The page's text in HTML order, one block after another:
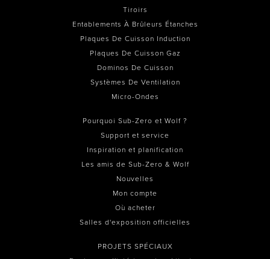
Tiroirs
Entablements À Brûleurs Étanches
Plaques De Cuisson Induction
Plaques De Cuisson Gaz
Dominos De Cuisson
Systèmes De Ventilation
Micro-Ondes
Pourquoi Sub-Zero et Wolf ?
Support et service
Inspiration et planification
Les amis de Sub-Zero & Wolf
Nouvelles
Mon compte
Où acheter
Salles d'exposition officielles
PROJETS SPÉCIAUX